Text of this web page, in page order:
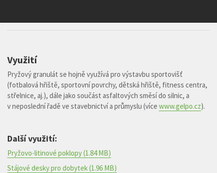
Využití
Pryžový granulát se hojně využívá pro výstavbu sportovišť
(fotbalová hřiště, sportovní povrchy, dětská hřiště, fitness centra,
střelnice, aj.), dále jako součást asfaltových směsí do silnic, a
v neposlední řadě ve stavebnictví a průmyslu (více www.gelpo.cz).
Další využití:
Pryžovo-litinové poklopy(1.84 MB)
Stájové desky pro dobytek(1.96 MB)